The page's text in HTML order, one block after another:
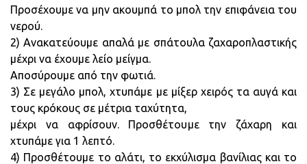
Προσέχουμε να μην ακουμπά το μπολ την επιφάνεια του
νερού.
2) Ανακατεύουμε απαλά με σπάτουλα ζαχαροπλαστικής
μέχρι να έχουμε λείο μείγμα.
Αποσύρουμε από την φωτιά.
3) Σε μεγάλο μπολ, χτυπάμε με μίξερ χειρός τα αυγά και
τους κρόκους σε μέτρια ταχύτητα,
μέχρι να αφρίσουν. Προσθέτουμε την ζάχαρη και
χτυπάμε για 1 λεπτό.
4) Προσθέτουμε το αλάτι, το εκχύλισμα βανίλιας και το